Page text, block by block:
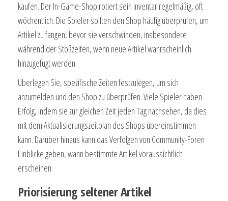
kaufen. Der In-Game-Shop rotiert sein Inventar regelmäßig, oft
wöchentlich. Die Spieler sollten den Shop häufig überprüfen, um
Artikel zu fangen, bevor sie verschwinden, insbesondere
während der Stoßzeiten, wenn neue Artikel wahrscheinlich
hinzugefügt werden.
Überlegen Sie, spezifische Zeiten festzulegen, um sich
anzumelden und den Shop zu überprüfen. Viele Spieler haben
Erfolg, indem sie zur gleichen Zeit jeden Tag nachsehen, da dies
mit dem Aktualisierungszeitplan des Shops übereinstimmen
kann. Darüber hinaus kann das Verfolgen von Community-Foren
Einblicke geben, wann bestimmte Artikel voraussichtlich
erscheinen.
Priorisierung seltener Artikel